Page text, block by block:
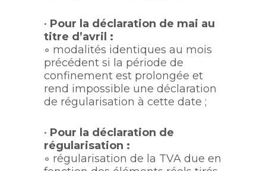
• Pour la déclaration de mai au
titre d’avril :
◦ modalités identiques au mois
précédent si la période de
confinement est prolongée et
rend impossible une déclaration
de régularisation à cette date ;
• Pour la déclaration de
régularisation :
◦ régularisation de la TVA due en